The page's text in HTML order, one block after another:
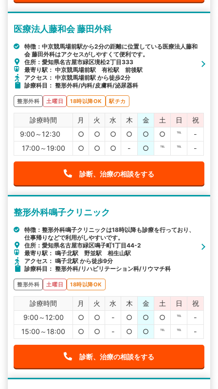
医療法人藤和会 藤田外科
特徴：中京競馬場前駅から2分の距離に位置している医療法人藤和
会 藤田外科はアクセスがしやすくて便利です。
住所：愛知県名古屋市緑区境松2丁目333
最寄り駅： 中京競馬場前駅 有松駅 前後駅
アクセス： 中京競馬場前駅 から徒歩2分
診療科目： 整形外科/内科/皮膚科/泌尿器科
整形外科 土曜日 18時以降OK 駅チカ
診療時間 月 火 水 木 金 土 日
祝
9:00～12:30
○ ○ ○ ○ ○ ○ ℡
-
17:00～19:00
○ ○ ○ - ○ ℡ ℡ -
診断、治療の相談をする
整形外科鳴子クリニック
特徴：整形外科鳴子クリニックは18時以降も診療を行っており、
仕事帰りなどで利用がしやすいです。
住所：愛知県名古屋市緑区鳴子町1丁目44-2
最寄り駅： 鳴子北駅 野並駅 相生山駅
アクセス： 鳴子北駅 から徒歩9分
診療科目： 整形外科/リハビリテーション科/リウマチ科
整形外科 土曜日 18時以降OK
診療時間 月 火 水 木 金 土 日
祝
9:00～12:00
○ ○ - ○ ○ ○ ℡
-
15:00～18:00
○ ○ - ○ ○ ℡ ℡ -
診断、治療の相談をする